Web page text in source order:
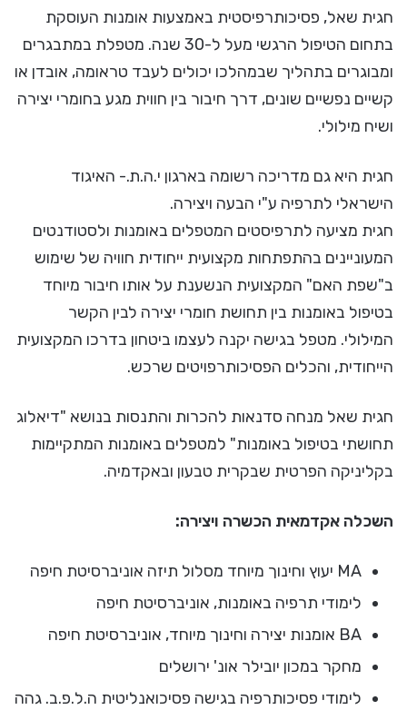
חגית שאל, פסיכותרפיסטית באמצעות אומנות העוסקת
בתחום הטיפול הרגשי מעל ל-30 שנה. מטפלת במתבגרים
ומבוגרים בתהליך שבמהלכו יכולים לעבד טראומה, אובדן או
קשיים נפשיים שונים, דרך חיבור בין חווית מגע בחומרי יצירה
ושיח מילולי.
חגית היא גם מדריכה רשומה בארגון י.ה.ת.- האיגוד
הישראלי לתרפיה ע"י הבעה ויצירה.
חגית מציעה לתרפיסטים המטפלים באומנות ולסטודנטים
המעוניינים בהתפתחות מקצועית ייחודית חוויה של שימוש
ב"שפת האם" המקצועית הנשענת על אותו חיבור מיוחד
בטיפול באומנות בין תחושת חומרי יצירה לבין הקשר
המילולי. מטפל בגישה יקנה לעצמו ביטחון בדרכו המקצועית
הייחודית, והכלים הפסיכותרפויטים שרכש.
חגית שאל מנחה סדנאות להכרות והתנסות בנושא "דיאלוג
תחושתי בטיפול באומנות" למטפלים באומנות המתקיימות
בקליניקה הפרטית שבקרית טבעון ובאקדמיה.
השכלה אקדמאית הכשרה ויצירה:
MA יעוץ וחינוך מיוחד מסלול תיזה אוניברסיטת חיפה
לימודי תרפיה באומנות, אוניברסיטת חיפה
BA אומנות יצירה וחינוך מיוחד, אוניברסיטת חיפה
מחקר במכון יובילר אונ' ירושלים
לימודי פסיכותרפיה בגישה פסיכואנליטית ה.ל.פ.ב. גהה